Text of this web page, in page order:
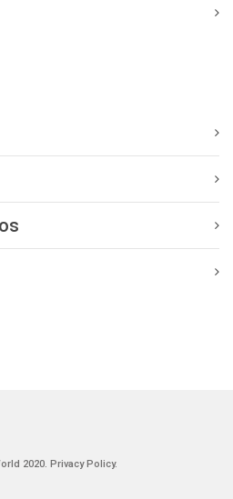
2020. Privacy Policy.